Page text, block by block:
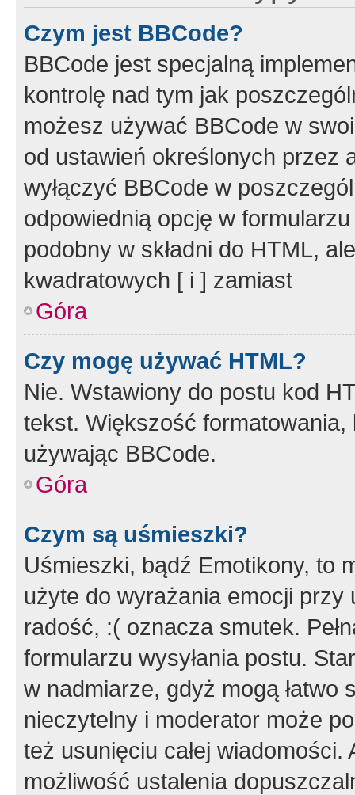
Czym jest BBCode?
BBCode jest specjalną
kontrolę nad tym jak
możesz używać BBCode w
od ustawień określonych przez
wyłączyć BBCode w
odpowiednią opcję w
podobny w składni do HTML,
kwadratowych [ i ] zamiast
Góra
Czy mogę używać HTML?
Nie. Wstawiony do postu kod
tekst. Większość
używając BBCode.
Góra
Czym są uśmieszki?
Uśmieszki, bądź Emotikony, to
użyte do wyrażania emocji
radość, :( oznacza smutek.
formularzu wysyłania postu.
w nadmiarze, gdyż mogą
nieczytelny i moderator może
też usunięciu całej
możliwość ustalenia